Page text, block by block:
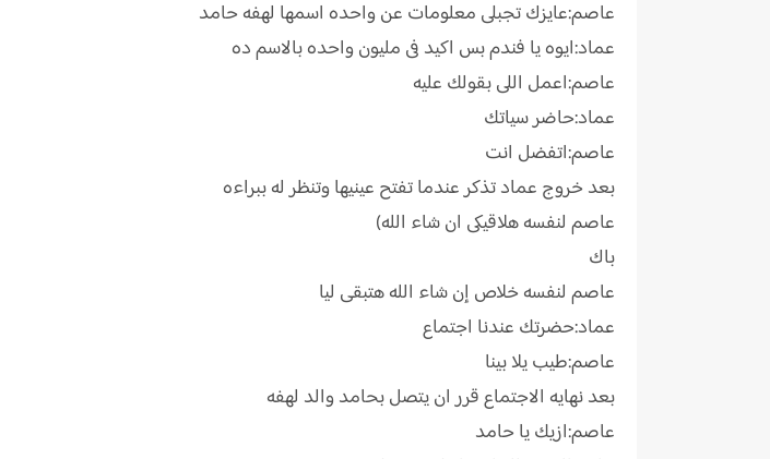
عاصم:عايزك تجبلى معلومات عن واحده اسمها لهفه حامد
عماد:ايوه يا فندم بس اكيد فى مليون واحده بالاسم ده
عاصم:اعمل اللى بقولك عليه
عماد:حاضر سياتك
عاصم:اتفضل انت
بعد خروج عماد تذكر عندما تفتح عينيها وتنظر له ببراءه
عاصم لنفسه هلاقيكى ان شاء الله)
باك
عاصم لنفسه خلاص إن شاء الله هتبقى ليا
عماد:حضرتك عندنا اجتماع
عاصم:طيب يلا بينا
بعد نهايه الاجتماع قرر ان يتصل بحامد والد لهفه
عاصم:ازيك يا حامد